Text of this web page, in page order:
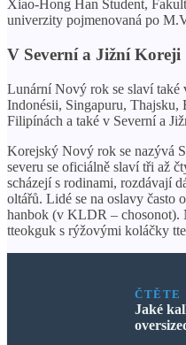
Xiao-Hong Han Student,
univerzity pojmenovaná po
V Severní a Jižní Koreji
Lunární Nový rok se slaví také
Indonésii, Singapuru, Thajsku,
Filipínách a také v Severní a
Korejský Nový rok se nazývá
severu se oficiálně slaví tři až
scházejí s rodinami, rozdávají
oltářů. Lidé se na oslavy často
hanbok (v KLDR – chosonot).
tteokguk s rýžovými koláčky
ČTĚTE
Jaké